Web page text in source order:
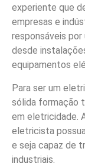
experiente que
empresas e
responsáveis
desde
equipamentos
Para ser um
sólida formação
em eletricidade.
eletricista
e seja capaz de
industriais.